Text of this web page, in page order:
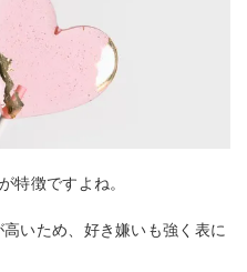
特徴ですよね。
いため、好き嫌いも強く表に